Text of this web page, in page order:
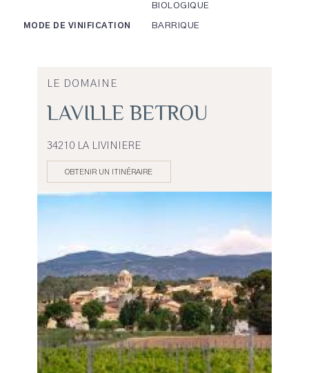
BIOLOGIQUE
MODE DE VINIFICATION BARRIQUE
LE DOMAINE
LAVILLE BETROU
34210 LA LIVINIERE
OBTENIR UN ITINÉRAIRE